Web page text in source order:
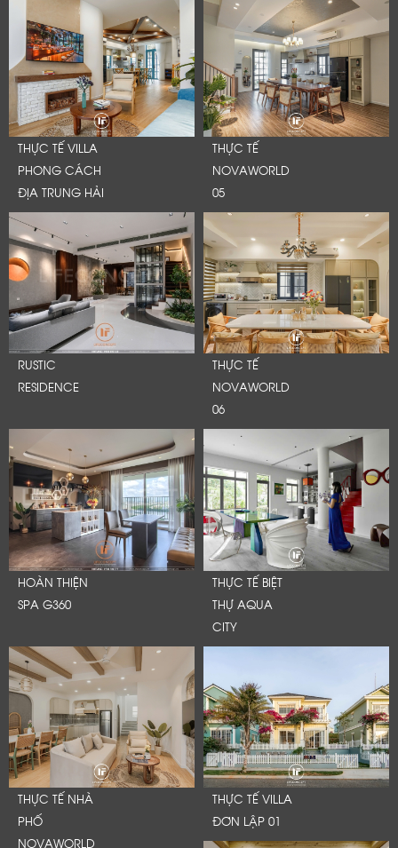
THỰC TẾ VILLA
PHONG CÁCH
ĐỊA TRUNG HẢI
THỰC TẾ
NOVAWORLD
05
RUSTIC
RESIDENCE
THỰC TẾ
NOVAWORLD
06
HOÀN THIỆN
SPA G360
THỰC TẾ BIỆT
THỰ AQUA
CITY
THỰC TẾ NHÀ
PHỐ
NOVAWORLD
THỰC TẾ VILLA
ĐƠN LẬP 01